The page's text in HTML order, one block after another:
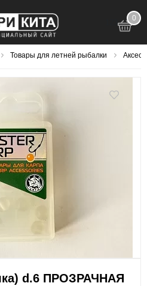
0
Товары для летней рыбалки
d.6 ПРОЗРАЧНАЯ